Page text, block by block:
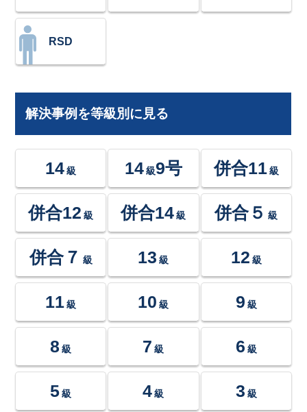
RSD
解決事例を等級別に見る
14 級 14級9号 併合11 級
併合12 級 併合14 級 併合５ 級
併合７ 級 13 級 12 級
11 級 10 級 9 級
8 級 7 級 6 級
5 級 4 級 3 級